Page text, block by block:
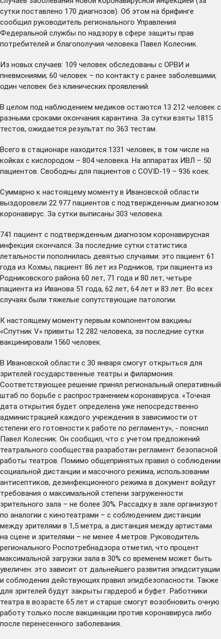
сутки поставлено 170 диагнозов). Об этом на брифинге
сообщил руководитель регионального Управления
Федеральной службы по надзору в сфере защиты прав
потребителей и благополучия человека Павел Колесник.
Из новых случаев: 109 человек обследованы с ОРВИ и
пневмониями; 60 человек – по контакту с ранее заболевшими;
один человек без клинических проявлений.
В целом под наблюдением медиков остаются 13 212 человек с
разными сроками окончания карантина. За сутки взяты 1815
тестов, ожидается результат по 363 тестам.
Всего в стационаре находится 1331 человек, в том числе на
койках с кислородом – 804 человека. На аппаратах ИВЛ – 50
пациентов. Свободны для пациентов с COVID-19 – 936 коек.
Суммарно к настоящему моменту в Ивановской области
выздоровели 22 977 пациентов с подтвержденным диагнозом
коронавирус. За сутки выписаны 303 человека.
741 пациент с подтвержденным диагнозом коронавирусная
инфекция скончался. За последние сутки статистика
летальности пополнилась девятью случаями: это пациент 61
года из Кохмы, пациент 86 лет из Родников, три пациента из
Родниковского района 60 лет, 71 года и 80 лет, четыре
пациента из Иванова 51 года, 62 лет, 64 лет и 83 лет. Во всех
случаях были тяжелые сопутствующие патологии.
К настоящему моменту первым компонентом вакцины
«Спутник V» привиты 12 282 человека, за последние сутки
вакцинировали 1560 человек.
В Ивановской области с 30 января смогут открыться для
зрителей государственные театры и филармония.
Соответствующее решение принял региональный оперативный
штаб по борьбе с распространением коронавируса. «Точная
дата открытия будет определена уже непосредственно
администрацией каждого учреждения в зависимости от
степени его готовности к работе по регламенту», - пояснил
Павел Колесник. Он сообщил, что с учетом предложений
театрального сообщества разработан регламент безопасной
работы театров. Помимо общепринятых правил о соблюдении
социальной дистанции и масочного режима, использовании
антисептиков, дезинфекционного режима в документ войдут
требования о максимальной степени загруженности
зрительного зала – не более 30%. Рассадку в зале организуют
по аналогии с кинотеатрами – с соблюдением дистанции
между зрителями в 1,5 метра, а дистанция между артистами
на сцене и зрителями – не менее 4 метров. Руководитель
регионального Роспотребнадзора отметил, что процент
максимальной загрузки зала в 30% со временем может быть
увеличен: это зависит от дальнейшего развития эпидситуации
и соблюдения действующих правил эпидбезопасности. Также
для зрителей будут закрыты гардероб и буфет. Работники
театра в возрасте 65 лет и старше смогут возобновить очную
работу только после вакцинации против коронавируса либо
после перенесенного заболевания.